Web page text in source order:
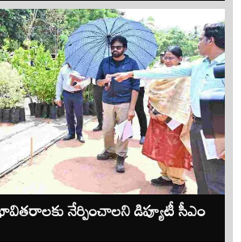
నేర్పించాలని డిప్యూటీ సీఎం